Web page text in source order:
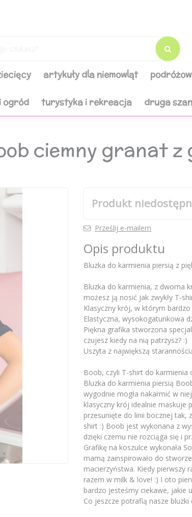
artykuły dla niemowląt
ogród turystyka i rekreacja druga
ciemny granat
Produkt
Prześlij e-mailem
Opis produktu
Bluzka do karmienia piersią z
Bluzka do karmienia, z dwoma
możesz ją nosić jak zwykły T-
Klasyczny krój, w którym
Elastyczna, wysokogatunkowa
Piękna grafika stworzona
czujesz kiedy na nią patrzysz? :)
Uszyta z największą
Boob, czyli T-shirt do karmienia
Bluzka do karmienia piersią
wygodnie mogła nakarmić w
klasyczny krój idealnie maskuje
przesunięte do linii bocznej tak,
shirt :) Boob jest wykonana z
dzięki czemu nie rozciąga się i
Grafikę na koszulce wykonała
mamą zainspirowało do
macierzyństwa. Kiedy pierwszy
razem w milk & love! :) I oto
bardzo jesteśmy ciekawe, jakie
Co jeszcze potrafią nasze